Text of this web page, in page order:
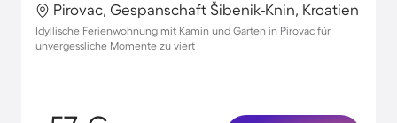
Pirovac, Gespanschaft Šibenik-Knin, Kroatien
Idyllische Ferienwohnung mit Kamin und Garten in Pirovac für
unvergessliche Momente zu viert